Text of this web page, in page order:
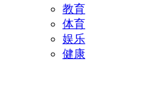
教育
体育
娱乐
健康